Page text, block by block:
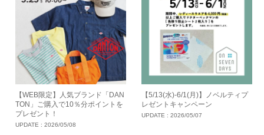
【WEB限定】人気ブランド「DAN
TON」ご購入で10％分ポイントを
プレゼント！
UPDATE : 2026/05/08
【5/13(水)-6/1(月)】ノベルティプ
レゼントキャンペーン
UPDATE : 2026/05/07